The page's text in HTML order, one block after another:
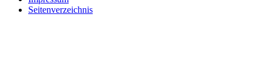
Seitenverzeichnis